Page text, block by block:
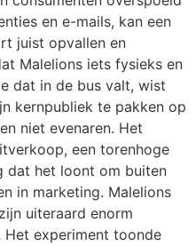
en e-mails, kan een
juist opvallen en
Malelions iets fysieks en
dat in de bus valt, wist
kernpubliek te pakken op
niet evenaren. Het
een torenhoge
dat het loont om buiten
in marketing. Malelions
uiteraard enorm
experiment toonde